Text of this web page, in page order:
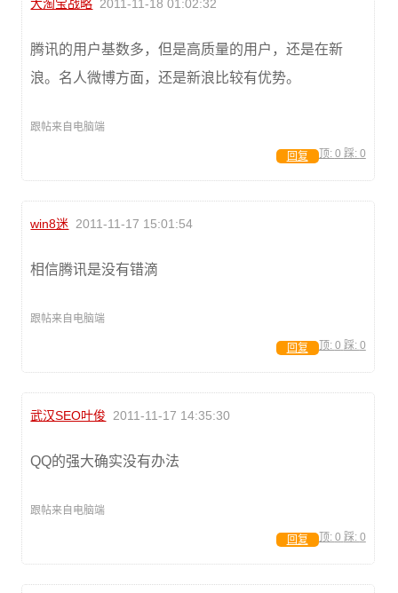
大淘宝战略 2011-11-18 01:02:32
腾讯的用户基数多，但是高质量的用户，还是在新
浪。名人微博方面，还是新浪比较有优势。
跟帖来自电脑端
顶: 0 踩: 0
回复
win8迷 2011-11-17 15:01:54
相信腾讯是没有错滴
跟帖来自电脑端
顶: 0 踩: 0
回复
武汉SEO叶俊 2011-11-17 14:35:30
QQ的强大确实没有办法
跟帖来自电脑端
顶: 0 踩: 0
回复